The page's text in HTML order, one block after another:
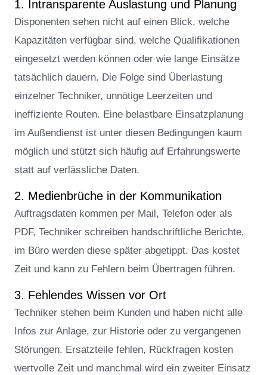
1. Intransparente Auslastung und Planung
Disponenten sehen nicht auf einen Blick, welche
Kapazitäten verfügbar sind, welche Qualifikationen
eingesetzt werden können oder wie lange Einsätze
tatsächlich dauern. Die Folge sind Überlastung
einzelner Techniker, unnötige Leerzeiten und
ineffiziente Routen. Eine belastbare Einsatzplanung
im Außendienst ist unter diesen Bedingungen kaum
möglich und stützt sich häufig auf Erfahrungswerte
statt auf verlässliche Daten.
2. Medienbrüche in der Kommunikation
Auftragsdaten kommen per Mail, Telefon oder als
PDF, Techniker schreiben handschriftliche Berichte,
im Büro werden diese später abgetippt. Das kostet
Zeit und kann zu Fehlern beim Übertragen führen.
3. Fehlendes Wissen vor Ort
Techniker stehen beim Kunden und haben nicht alle
Infos zur Anlage, zur Historie oder zu vergangenen
Störungen. Ersatzteile fehlen, Rückfragen kosten
wertvolle Zeit und manchmal wird ein zweiter Einsatz